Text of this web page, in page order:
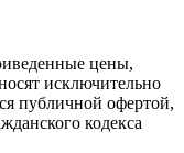
цены,
исключительно
публичной офертой,
кодекса